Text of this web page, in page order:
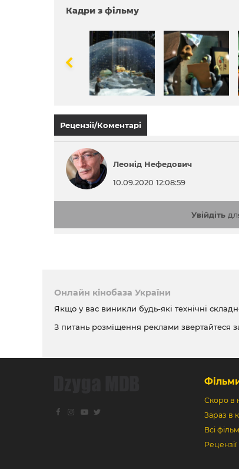
Кадри з фільму
Рецензії/Коментарі
Леонід Нефедович
10.09.2020 12:08:59
Увійдіть
Онлайн кінобаза України
Якщо у вас виникли будь-які технічні
З питань розміщення реклами звертайтеся
Скоро в
Зараз в
Всі
Рецензії